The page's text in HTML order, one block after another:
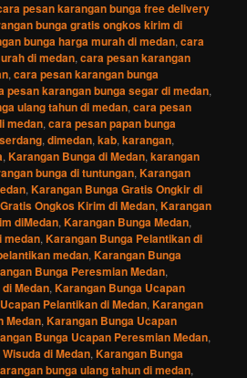
pesan karangan bunga free delivery
bunga gratis ongkos kirim di
bunga harga murah di medan,cara
di medan,cara pesan karangan
,cara pesan karangan bunga
pesan karangan bunga segar di medan,
ulang tahun di medan,cara pesan
medan,cara pesan papan bunga
,dimedan,kab,karangan,
,Karangan Bunga di Medan,karangan
bunga di tuntungan,Karangan
,Karangan Bunga Gratis Ongkir di
Ongkos Kirim di Medan,Karangan
diMedan,Karangan Bunga Medan,
medan,Karangan Bunga Pelantikan di
medan,Karangan Bunga
Bunga Peresmian Medan,
Medan,Karangan Bunga Ucapan
Pelantikan di Medan,Karangan
Medan,Karangan Bunga Ucapan
Bunga Ucapan Peresmian Medan,
di Medan,Karangan Bunga
bunga ulang tahun di medan,